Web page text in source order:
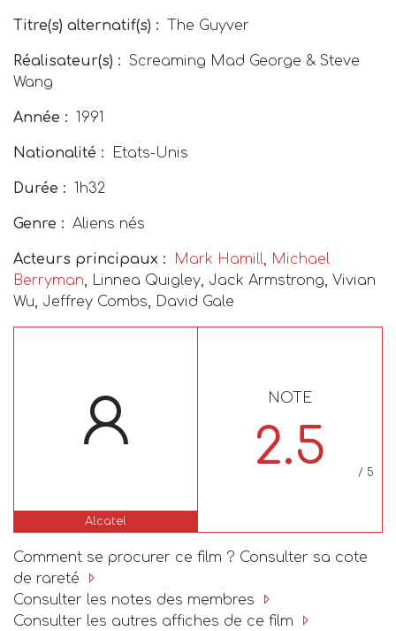
Titre(s) alternatif(s) : The Guyver
Réalisateur(s) :
Screaming Mad George & Steve
Wang
Année : 1991
Nationalité : Etats-Unis
Durée : 1h32
Genre : Aliens nés
Acteurs principaux : Mark Hamill, Michael
Berryman, Linnea Quigley, Jack Armstrong, Vivian
Wu, Jeffrey Combs, David Gale
Alcatel
NOTE
2.5 / 5
Comment se procurer ce film ? Consulter sa cote
de rareté
Consulter les notes des membres
Consulter les autres affiches de ce film